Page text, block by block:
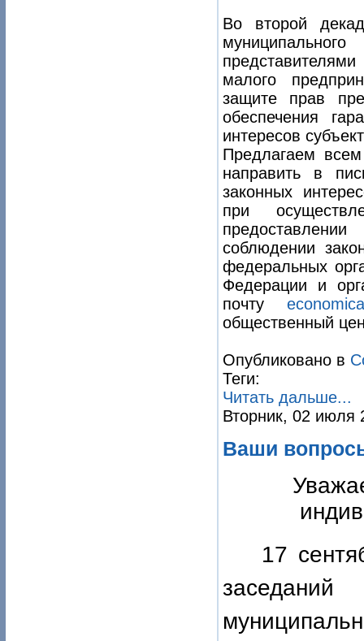
Во второй
малого
защите прав
обеспечения
интересов
Предлагаем
направить в
законных
при
соблюдении
федеральных
Федерации и
почту
общественный
Опубликовано в
Теги:
Читать дальше...
Вторник, 02 июля
Ваши
17